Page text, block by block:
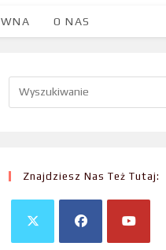
O NAS
Znajdziesz Nas Też Tutaj: